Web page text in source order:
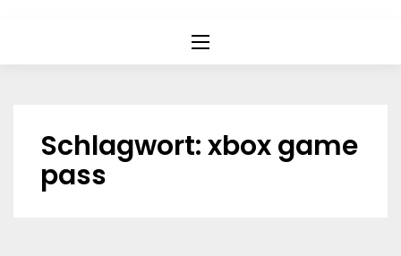
Schlagwort:xbox game
pass